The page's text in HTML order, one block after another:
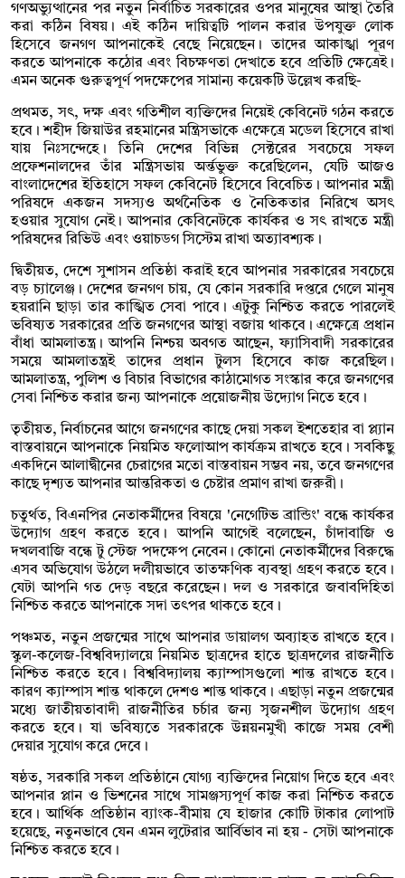
গণঅভ্যুত্থানের পর নতুন নির্বাচিত সরকারের ওপর মানুষের আস্থা তৈরি
করা কঠিন বিষয়। এই কঠিন দায়িত্বটি পালন করার উপযুক্ত লোক
হিসেবে জনগণ আপনাকেই বেছে নিয়েছেন। তাদের আকাঙ্খা পূরণ
করতে আপনাকে কঠোর এবং বিচক্ষণতা দেখাতে হবে প্রতিটি ক্ষেত্রেই।
এমন অনেক গুরুত্বপূর্ণ পদক্ষেপের সামান্য কয়েকটি উল্লেখ করছি-
প্রথমত, সৎ, দক্ষ এবং গতিশীল ব্যক্তিদের নিয়েই কেবিনেট গঠন করতে
হবে। শহীদ জিয়াউর রহমানের মন্ত্রিসভাকে এক্ষেত্রে মডেল হিসেবে রাখা
যায় নিঃসন্দেহে। তিনি দেশের বিভিন্ন সেক্টরের সবচেয়ে সফল
প্রফেশনালদের তাঁর মন্ত্রিসভায় অর্ন্তভুক্ত করেছিলেন, যেটি আজও
বাংলাদেশের ইতিহাসে সফল কেবিনেট হিসেবে বিবেচিত। আপনার মন্ত্রী
পরিষদে একজন সদস্যও অর্থনৈতিক ও নৈতিকতার নিরিখে অসৎ
হওয়ার সুযোগ নেই। আপনার কেবিনেটকে কার্যকর ও সৎ রাখতে মন্ত্রী
পরিষদের রিভিউ এবং ওয়াচডগ সিস্টেম রাখা অত্যাবশ্যক।
দ্বিতীয়ত, দেশে সুশাসন প্রতিষ্ঠা করাই হবে আপনার সরকারের সবচেয়ে
বড় চ্যালেঞ্জ। দেশের জনগণ চায়, যে কোন সরকারি দপ্তরে গেলে মানুষ
হয়রানি ছাড়া তার কাঙ্খিত সেবা পাবে। এটুকু নিশ্চিত করতে পারলেই
ভবিষ্যত সরকারের প্রতি জনগণের আস্থা বজায় থাকবে। এক্ষেত্রে প্রধান
বাঁধা আমলাতন্ত্র। আপনি নিশ্চয় অবগত আছেন, ফ্যাসিবাদী সরকারের
সময়ে আমলাতন্ত্রই তাদের প্রধান টুলস হিসেবে কাজ করেছিল।
আমলাতন্ত্র, পুলিশ ও বিচার বিভাগের কাঠামোগত সংস্কার করে জনগণের
সেবা নিশ্চিত করার জন্য আপনাকে প্রয়োজনীয় উদ্যোগ নিতে হবে।
তৃতীয়ত, নির্বাচনের আগে জনগণের কাছে দেয়া সকল ইশতেহার বা প্ল্যান
বাস্তবায়নে আপনাকে নিয়মিত ফলোআপ কার্যক্রম রাখতে হবে। সবকিছু
একদিনে আলাদ্বীনের চেরাগের মতো বাস্তবায়ন সম্ভব নয়, তবে জনগণের
কাছে দৃশ্যত আপনার আন্তরিকতা ও চেষ্টার প্রমাণ রাখা জরুরী।
চতুর্থত, বিএনপির নেতাকর্মীদের বিষয়ে 'নেগেটিভ ব্রান্ডিং' বন্ধে কার্যকর
উদ্যোগ গ্রহণ করতে হবে। আপনি আগেই বলেছেন, চাঁদাবাজি ও
দখলবাজি বন্ধে টু স্টেজ পদক্ষেপ নেবেন। কোনো নেতাকর্মীদের বিরুদ্ধে
এসব অভিযোগ উঠলে দলীয়ভাবে তাতক্ষণিক ব্যবস্থা গ্রহণ করতে হবে।
যেটা আপনি গত দেড় বছরে করেছেন। দল ও সরকারে জবাবদিহিতা
নিশ্চিত করতে আপনাকে সদা তৎপর থাকতে হবে।
পঞ্চমত, নতুন প্রজন্মের সাথে আপনার ডায়ালগ অব্যাহত রাখতে হবে।
স্কুল-কলেজ-বিশ্ববিদ্যালয়ে নিয়মিত ছাত্রদের হাতে ছাত্রদলের রাজনীতি
নিশ্চিত করতে হবে। বিশ্ববিদ্যালয় ক্যাম্পাসগুলো শান্ত রাখতে হবে।
কারণ ক্যাম্পাস শান্ত থাকলে দেশও শান্ত থাকবে। এছাড়া নতুন প্রজন্মের
মধ্যে জাতীয়তাবাদী রাজনীতির চর্চার জন্য সৃজনশীল উদ্যোগ গ্রহণ
করতে হবে। যা ভবিষ্যতে সরকারকে উন্নয়নমুখী কাজে সময় বেশী
দেয়ার সুযোগ করে দেবে।
ষষ্ঠত, সরকারি সকল প্রতিষ্ঠানে যোগ্য ব্যক্তিদের নিয়োগ দিতে হবে এবং
আপনার প্লান ও ভিশনের সাথে সামঞ্জস্যপূর্ণ কাজ করা নিশ্চিত করতে
হবে। আর্থিক প্রতিষ্ঠান ব্যাংক-বীমায় যে হাজার কোটি টাকার লোপাট
হয়েছে, নতুনভাবে যেন এমন লুটেরার আর্বিভাব না হয় - সেটা আপনাকে
নিশ্চিত করতে হবে।